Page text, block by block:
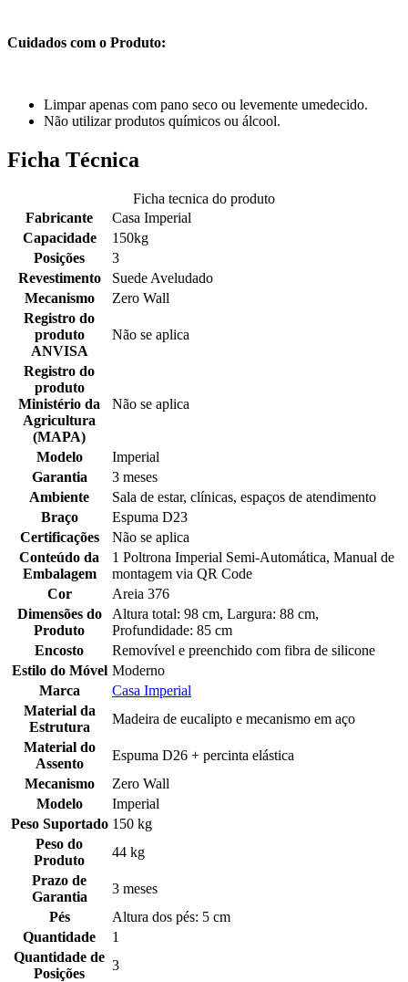
Cuidados com o Produto:
Limpar apenas com pano seco ou levemente umedecido.
Não utilizar produtos químicos ou álcool.
Ficha Técnica
Ficha tecnica do produto
Fabricante
Casa Imperial
Capacidade
150kg
Posições
3
Revestimento
Suede Aveludado
Mecanismo
Zero Wall
Registro do
produto
ANVISA
Não se aplica
Registro do
produto
Ministério da
Agricultura
(MAPA)
Não se aplica
Modelo
Imperial
Garantia
3 meses
Ambiente
Sala de estar, clínicas, espaços de atendimento
Braço
Espuma D23
Certificações
Não se aplica
Conteúdo da
Embalagem
1 Poltrona Imperial Semi-Automática, Manual de
montagem via QR Code
Cor
Areia 376
Dimensões do
Produto
Altura total: 98 cm, Largura: 88 cm,
Profundidade: 85 cm
Encosto
Removível e preenchido com fibra de silicone
Estilo do Móvel Moderno
Marca
Casa Imperial
Material da
Estrutura
Madeira de eucalipto e mecanismo em aço
Material do
Assento
Espuma D26 + percinta elástica
Mecanismo
Zero Wall
Modelo
Imperial
Peso Suportado 150 kg
Peso do
Produto
44 kg
Prazo de
Garantia
3 meses
Pés
Altura dos pés: 5 cm
Quantidade
1
Quantidade de
Posições
3